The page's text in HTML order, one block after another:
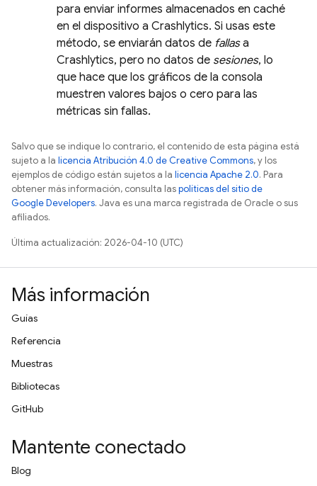
para enviar informes almacenados en caché
en el dispositivo a Crashlytics. Si usas este
método, se enviarán datos de fallasa
Crashlytics, pero no datos de sesiones, lo
que hace que los gráficos de la consola
muestren valores bajos o cero para las
métricas sin fallas.
Salvo que se indique lo contrario, el contenido de esta página está
sujeto a la licencia Atribución 4.0 de Creative Commons, y los
ejemplos de código están sujetos a la licencia Apache 2.0. Para
obtener más información, consulta laspolíticas del sitio de
Google Developers. Java es una marca registrada de Oracle o sus
afiliados.
Última actualización: 2026-04-10 (UTC)
Más información
Guías
Referencia
Muestras
Bibliotecas
GitHub
Mantente conectado
Blog